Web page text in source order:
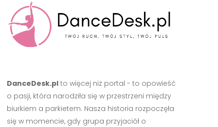
DanceDesk.plto więcej niż portal - to opowieść
o pasji, która narodziła się w przestrzeni między
biurkiem a parkietem. Nasza historia rozpoczęła
się w momencie, gdy grupa przyjaciół o